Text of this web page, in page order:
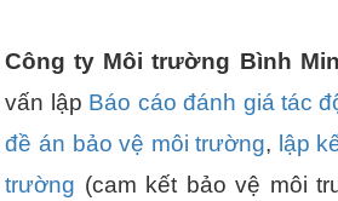
Công ty Môi trường Bình
vấn lập Báo cáo đánh giá tác
đề án bảo vệ môi trường, lập
trường (cam kết bảo vệ môi